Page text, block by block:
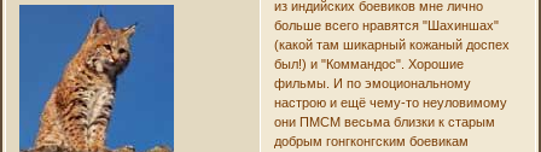
из индийских боевиков мне лично
больше всего нравятся "Шахиншах"
(какой там шикарный кожаный доспех
был!) и "Коммандос". Хорошие
фильмы. И по эмоциональному
настрою и ещё чему-то неуловимому
они ПМСМ весьма близки к старым
добрым гонгконгским боевикам